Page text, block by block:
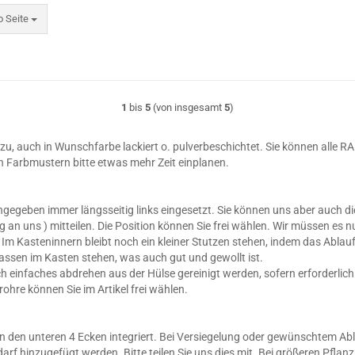
Seite
1 bis 5 (von insgesamt 5)
auch in Wunschfarbe lackiert o. pulverbeschichtet. Sie können alle
bitte etwas mehr Zeit einplanen.
immer längsseitig links eingesetzt. Sie können uns aber auch
an uns ) mitteilen. Die Position können Sie frei wählen. Wir müssen es
Kasteninnern bleibt noch ein kleiner Stutzen stehen, indem das
im Kasten stehen, was auch gut und gewollt ist.
einfaches abdrehen aus der Hülse gereinigt werden, sofern
können Sie im Artikel frei wählen.
den unteren 4 Ecken integriert. Bei Versiegelung oder gewünschtem